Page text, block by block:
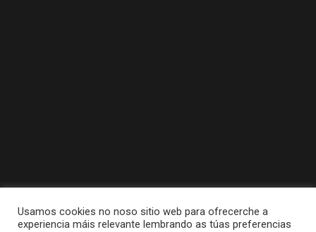
Usamos cookies no noso sitio web para ofrecerche a
experiencia máis relevante lembrando as túas preferencias